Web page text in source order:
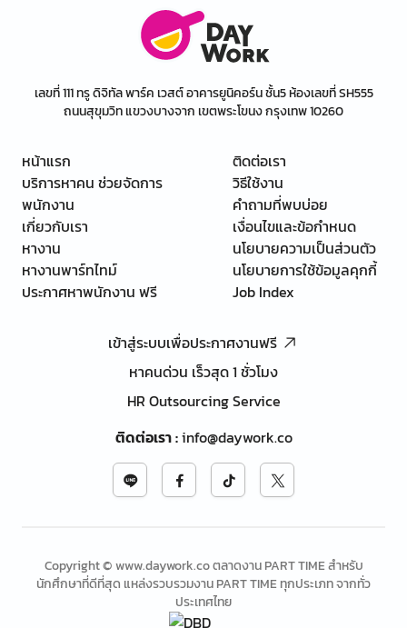
เลขที่ 111 ทรู ดิจิทัล พาร์ค เวสต์ อาคารยูนิคอร์น ชั้น5 ห้องเลขที่ SH555
ถนนสุขุมวิท แขวงบางจาก เขตพระโขนง กรุงเทพ 10260
หน้าแรก
บริการหาคน ช่วยจัดการ
พนักงาน
เกี่ยวกับเรา
หางาน
หางานพาร์ทไทม์
ประกาศหาพนักงาน ฟรี
ติดต่อเรา
วิธีใช้งาน
คำถามที่พบบ่อย
เงื่อนไขและข้อกำหนด
นโยบายความเป็นส่วนตัว
นโยบายการใช้ข้อมูลคุกกี้
Job Index
เข้าสู่ระบบเพื่อประกาศงานฟรี
หาคนด่วน เร็วสุด 1 ชั่วโมง
HR Outsourcing Service
ติดต่อเรา:info@daywork.co
Copyright © www.daywork.co ตลาดงาน PART TIME สำหรับ
นักศึกษาที่ดีที่สุด แหล่งรวบรวมงาน PART TIME ทุกประเภท จากทั่ว
ประเทศไทย